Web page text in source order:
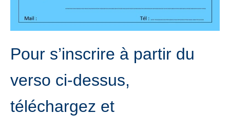
Pour s’inscrire à partir du
verso ci-dessus,
téléchargez et